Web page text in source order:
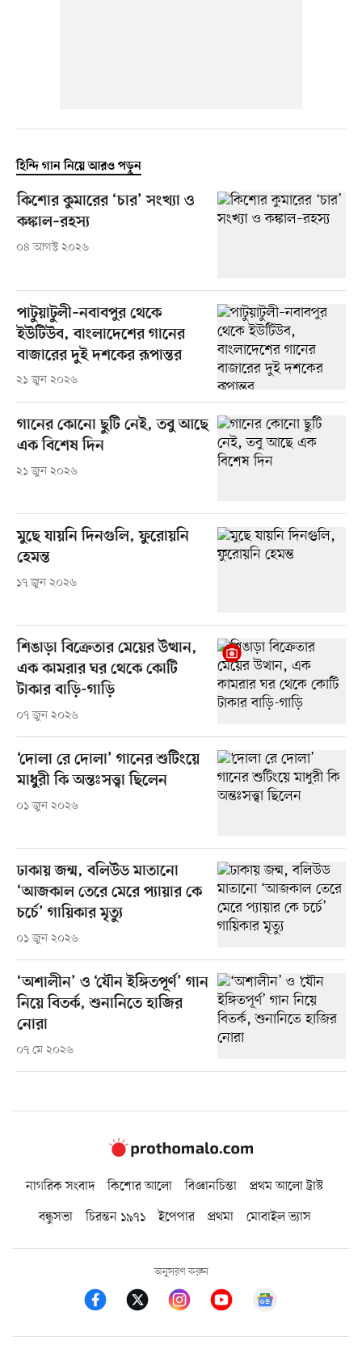
হিন্দি গান নিয়ে আরও পড়ুন
কিশোর কুমারের ‘চার’ সংখ্যা ও
কঙ্কাল–রহস্য
০৪ আগস্ট ২০২৬
পাটুয়াটুলী–নবাবপুর থেকে
ইউটিউব, বাংলাদেশের গানের
বাজারের দুই দশকের রূপান্তর
২১ জুন ২০২৬
গানের কোনো ছুটি নেই, তবু আছে
এক বিশেষ দিন
২১ জুন ২০২৬
মুছে যায়নি দিনগুলি, ফুরোয়নি
হেমন্ত
১৭ জুন ২০২৬
শিঙাড়া বিক্রেতার মেয়ের উত্থান,
এক কামরার ঘর থেকে কোটি
টাকার বাড়ি-গাড়ি
০৭ জুন ২০২৬
‘দোলা রে দোলা’ গানের শুটিংয়ে
মাধুরী কি অন্তঃসত্ত্বা ছিলেন
০১ জুন ২০২৬
ঢাকায় জন্ম, বলিউড মাতানো
‘আজকাল তেরে মেরে প্যায়ার কে
চর্চে’ গায়িকার মৃত্যু
০১ জুন ২০২৬
‘অশালীন’ ও ‘যৌন ইঙ্গিতপূর্ণ’ গান
নিয়ে বিতর্ক, শুনানিতে হাজির
নোরা
০৭ মে ২০২৬
নাগরিক সংবাদ কিশোর আলো বিজ্ঞানচিন্তা
প্রথম আলো ট্রাস্ট
বন্ধুসভা
চিরন্তন ১৯৭১ ইপেপার প্রথমা মোবাইল ভ্যাস
অনুসরণ করুন